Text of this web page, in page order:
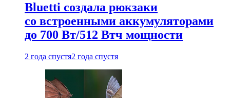
Bluetti создала рюкзаки
со встроенными аккумуляторами
до 700 Вт/512 Втч мощности
2 года спустя2 года спустя